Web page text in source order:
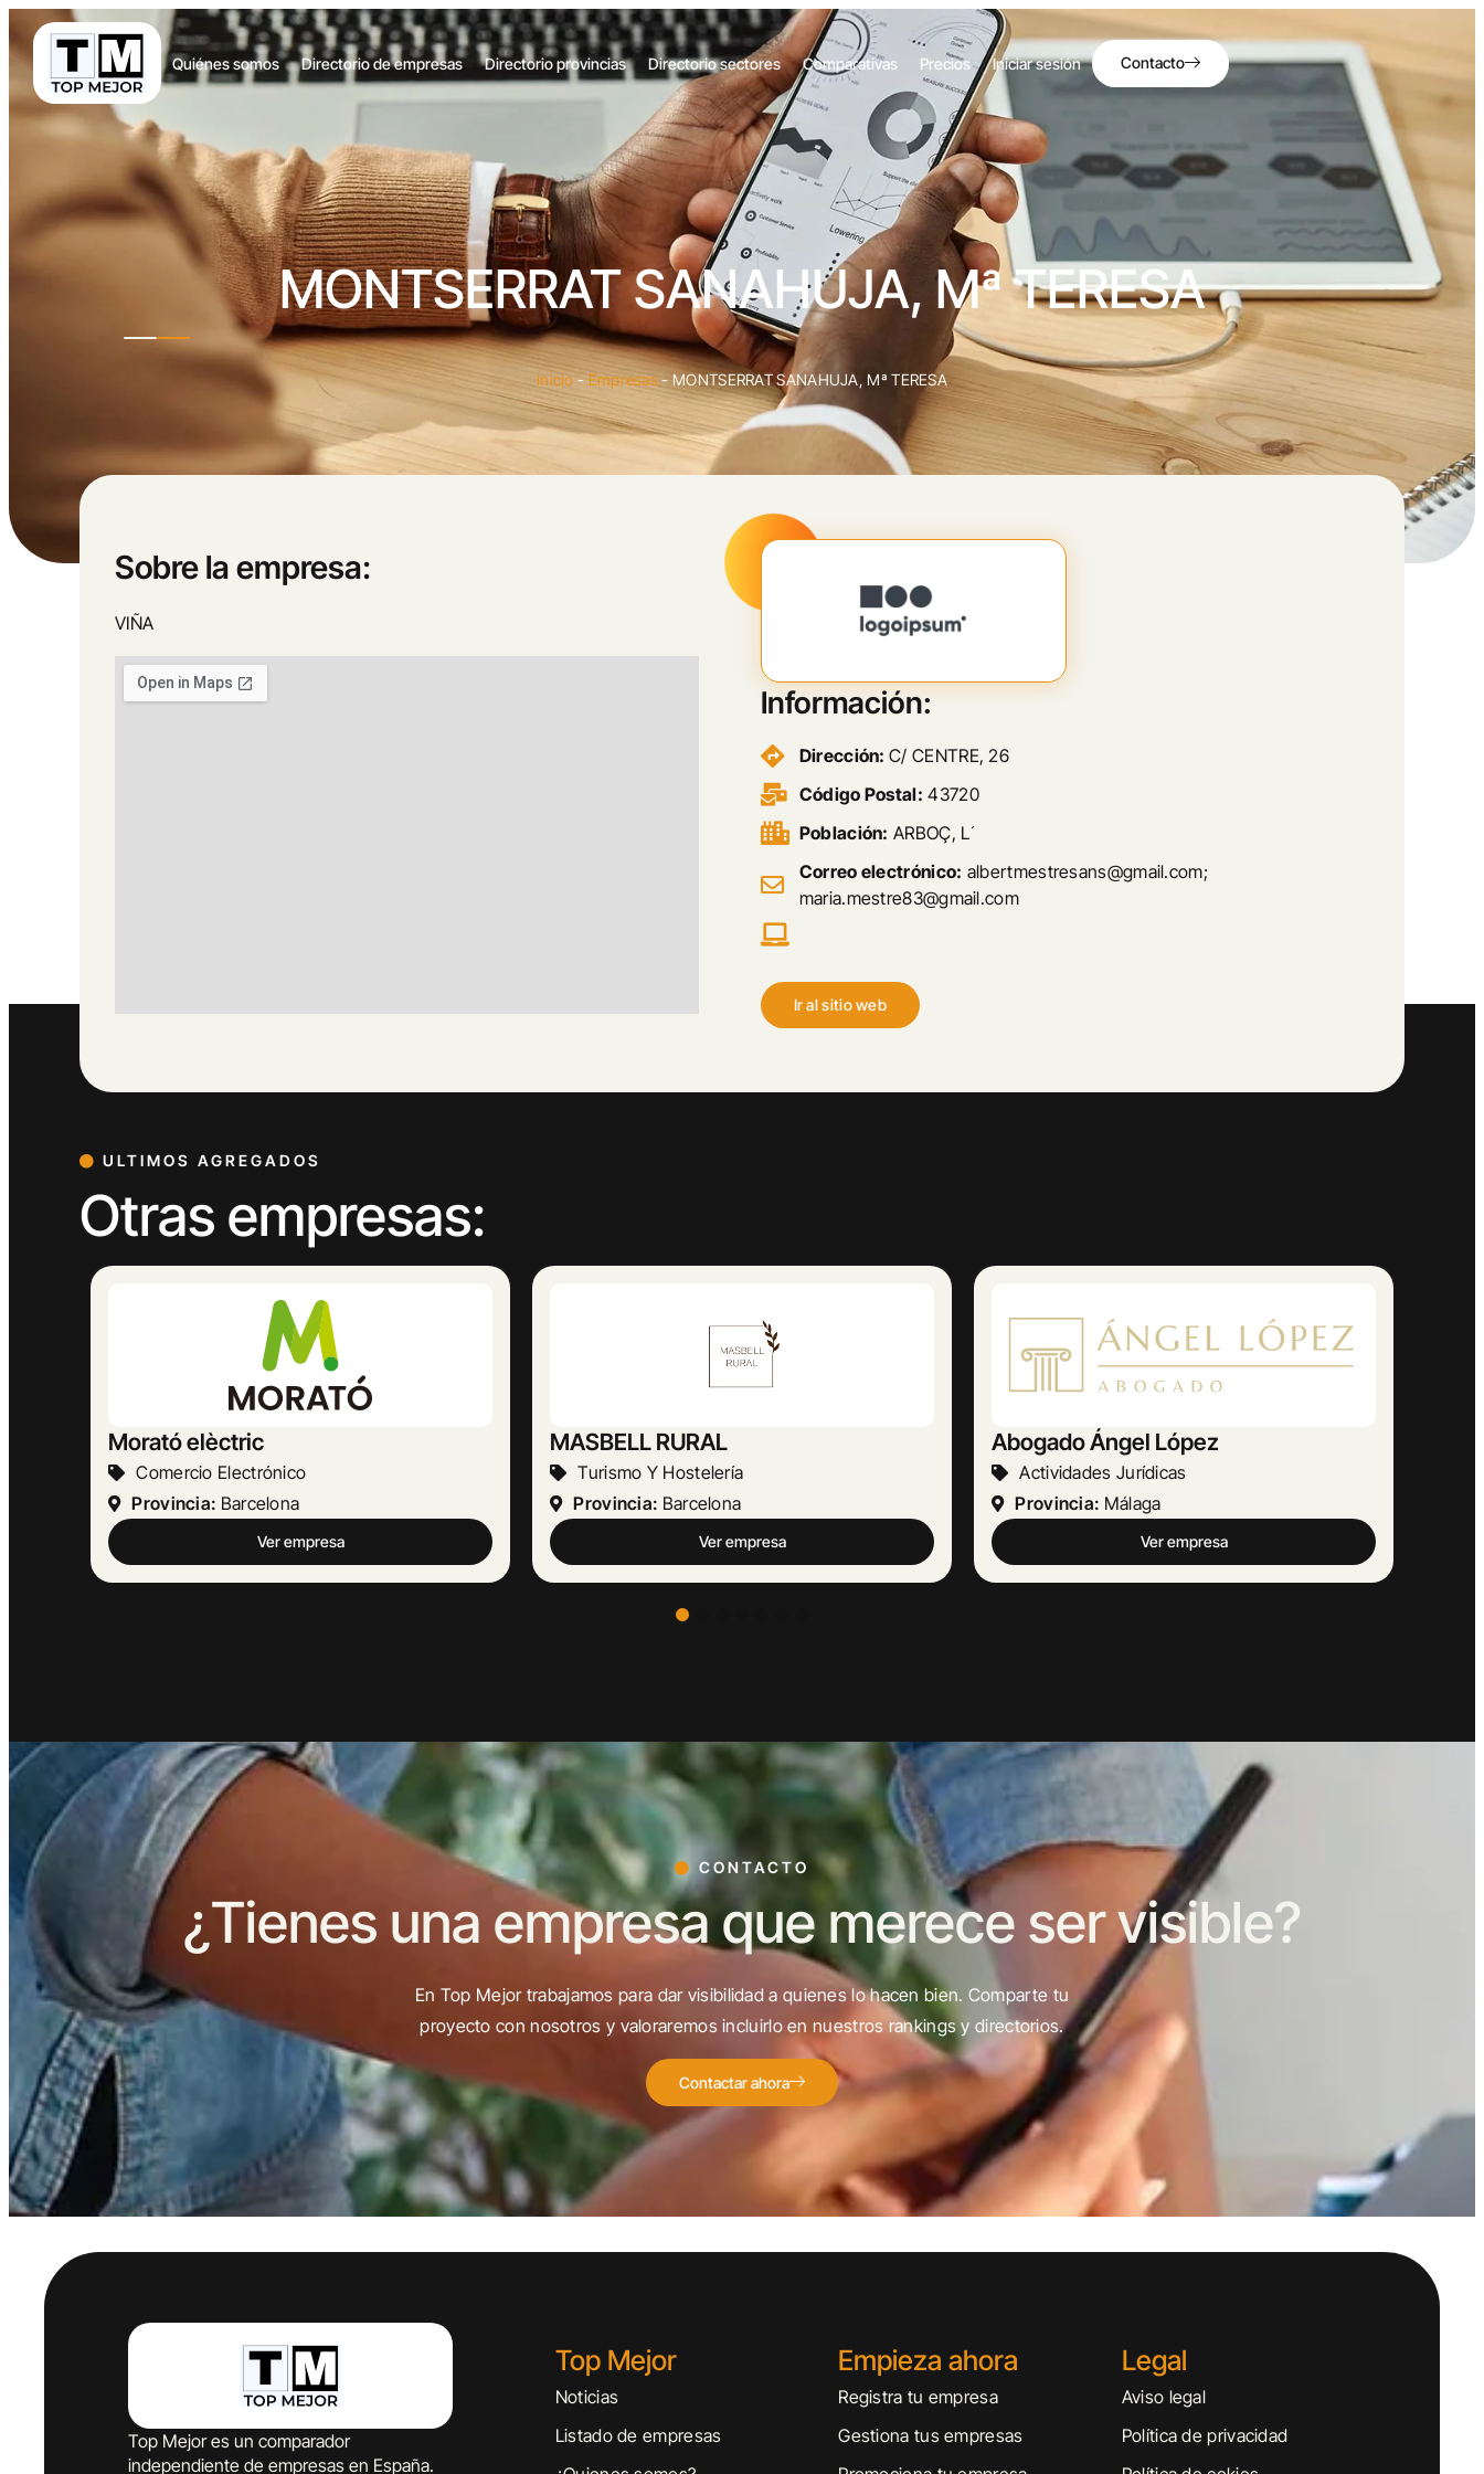
Quiénes somos Directorio de empresas Directorio provincias Directorio sectores Comparativas Precios Iniciar sesión Contacto
MONTSERRAT SANAHUJA, Mª TERESA
Inicio-Empresas- MONTSERRAT SANAHUJA, Mª TERESA
Sobre la empresa:
VIÑA
Información:
Dirección:C/ CENTRE, 26
Código Postal: 43720
Población: ARBOÇ, L´
Correo electrónico: albertmestresans@gmail.com;
maria.mestre83@gmail.com
Ir al sitio web
ULTIMOS AGREGADOS
Otras empresas:
MASBELL RURAL
Turismo Y Hostelería
Provincia: Barcelona
Ver empresa
Abogado Ángel López
Actividades Jurídicas
Provincia: Málaga
Ver empresa
AMETRINA MUSIC
Otras Actividades Empresariales
Provincia: Barcelona
Ver empresa
CONTACTO
¿Tienes una empresa que merece ser visible?
En Top Mejor trabajamos para dar visibilidad a quienes lo hacen bien. Comparte tu
proyecto con nosotros y valoraremos incluirlo en nuestros rankings y directorios.
Contactar ahora
Top Mejor es un comparador
independiente de empresas en España.
Top Mejor
Noticias
Listado de empresas
Empieza ahora
Registra tu empresa
Gestiona tus empresas
Legal
Aviso legal
Política de privacidad